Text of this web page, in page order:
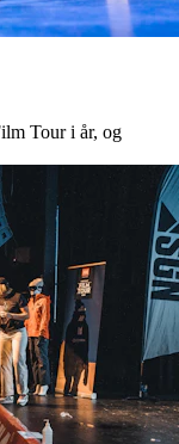
Tour i år, og